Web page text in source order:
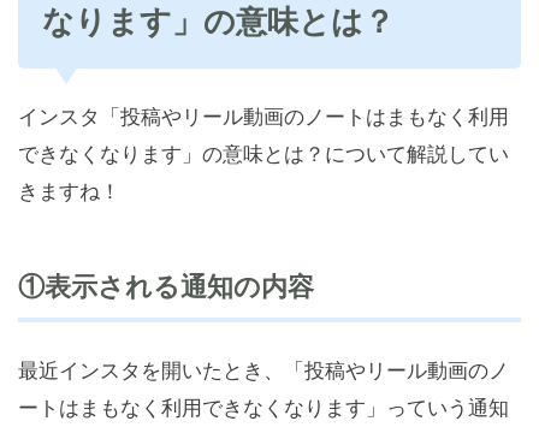
なります」の意味とは？
インスタ「投稿やリール動画のノートはまもなく利用
できなくなります」の意味とは？について解説してい
きますね！
①表示される通知の内容
最近インスタを開いたとき、「投稿やリール動画のノ
ートはまもなく利用できなくなります」っていう通知